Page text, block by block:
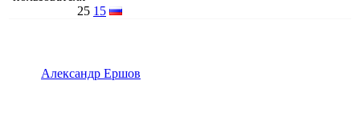
25 15
Александр Ершов